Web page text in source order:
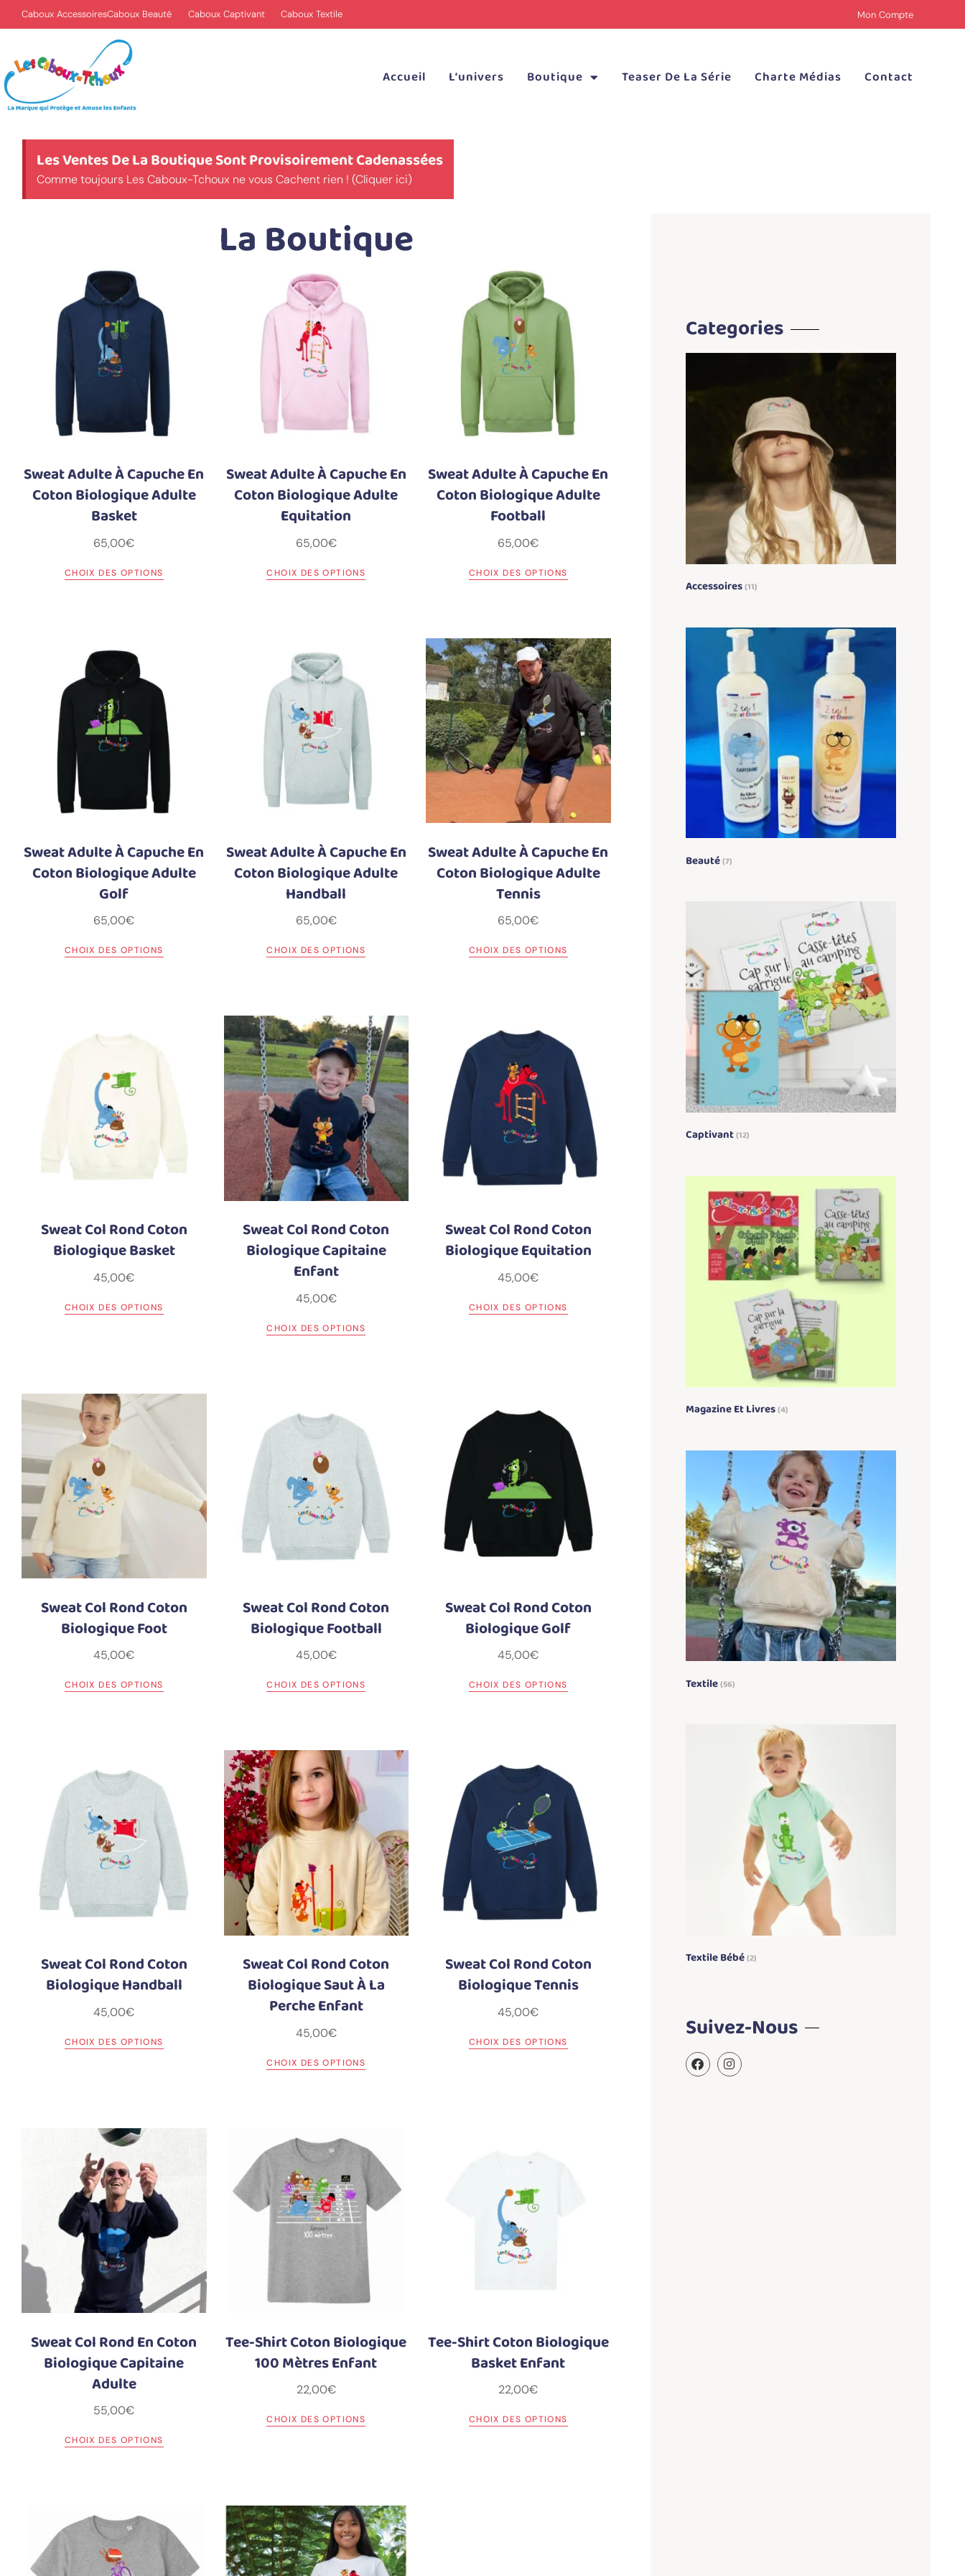
Caboux AccessoiresCaboux Beauté Caboux Captivant Caboux Textile Mon Compte
Accueil L’univers Boutique Teaser De La Série Charte Médias Contact
Les Ventes De La Boutique Sont Provisoirement Cadenassées
Comme toujours Les Caboux-Tchoux ne vous Cachent rien ! (Cliquer ici)
La Boutique
Sweat Adulte À Capuche En
Coton Biologique Adulte
Basket
65,00€
CHOIX DES OPTIONS
Sweat Adulte À Capuche En
Coton Biologique Adulte
Equitation
65,00€
CHOIX DES OPTIONS
Sweat Adulte À Capuche En
Coton Biologique Adulte
Football
65,00€
CHOIX DES OPTIONS
Sweat Adulte À Capuche En
Coton Biologique Adulte
Golf
65,00€
CHOIX DES OPTIONS
Sweat Adulte À Capuche En
Coton Biologique Adulte
Handball
65,00€
CHOIX DES OPTIONS
Sweat Adulte À Capuche En
Coton Biologique Adulte
Tennis
65,00€
CHOIX DES OPTIONS
Sweat Col Rond Coton
Biologique Basket
45,00€
CHOIX DES OPTIONS
Sweat Col Rond Coton
Biologique Capitaine
Enfant
45,00€
CHOIX DES OPTIONS
Sweat Col Rond Coton
Biologique Equitation
45,00€
CHOIX DES OPTIONS
Sweat Col Rond Coton
Biologique Foot
45,00€
CHOIX DES OPTIONS
Sweat Col Rond Coton
Biologique Football
45,00€
CHOIX DES OPTIONS
Sweat Col Rond Coton
Biologique Golf
45,00€
CHOIX DES OPTIONS
Sweat Col Rond Coton
Biologique Handball
45,00€
CHOIX DES OPTIONS
Sweat Col Rond Coton
Biologique Saut À La
Perche Enfant
45,00€
CHOIX DES OPTIONS
Sweat Col Rond Coton
Biologique Tennis
45,00€
CHOIX DES OPTIONS
Sweat Col Rond En Coton
Biologique Capitaine
Adulte
55,00€
CHOIX DES OPTIONS
Tee-Shirt Coton Biologique
100 Mètres Enfant
22,00€
CHOIX DES OPTIONS
Tee-Shirt Coton Biologique
Basket Enfant
22,00€
CHOIX DES OPTIONS
Categories
Accessoires(11)
Beauté(7)
Captivant(12)
Magazine Et Livres(4)
Textile(56)
Textile Bébé(2)
Suivez-Nous